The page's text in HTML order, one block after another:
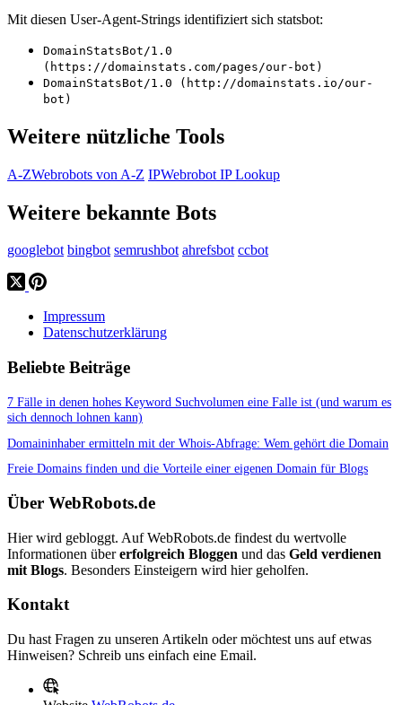
Mit diesen User-Agent-Strings identifiziert sich statsbot:
DomainStatsBot/1.0
(https://domainstats.com/pages/our-bot)
DomainStatsBot/1.0 (http://domainstats.io/our-
bot)
Weitere nützliche Tools
A-ZWebrobots von A-Z IPWebrobot IP Lookup
Weitere bekannte Bots
googlebot bingbot semrushbot ahrefsbot ccbot
Impressum
Datenschutzerklärung
Beliebte Beiträge
7 Fälle in denen hohes Keyword Suchvolumen eine Falle ist (und warum es
sich dennoch lohnen kann)
Domaininhaber ermitteln mit der Whois-Abfrage: Wem gehört die Domain
Freie Domains finden und die Vorteile einer eigenen Domain für Blogs
Über WebRobots.de
Hier wird gebloggt. Auf WebRobots.de findest du wertvolle
Informationen übererfolgreich Bloggen und das Geld verdienen
mit Blogs. Besonders Einsteigern wird hier geholfen.
Kontakt
Du hast Fragen zu unseren Artikeln oder möchtest uns auf etwas
Hinweisen? Schreib uns einfach eine Email.